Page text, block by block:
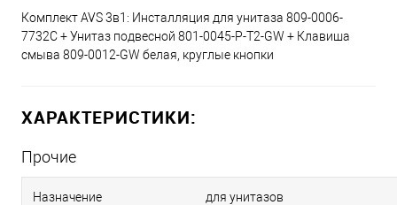
Комплект AVS 3в1: Инсталляция для унитаза 809-0006-
7732C + Унитаз подвесной 801-0045-P-T2-GW + Клавиша
смыва 809-0012-GW белая, круглые кнопки
ХАРАКТЕРИСТИКИ:
Прочие
Назначение для унитазов